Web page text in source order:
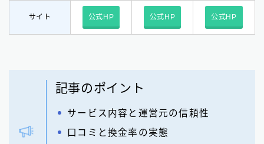
サイト 公式HP 公式HP 公式HP
記事のポイント
サービス内容と運営元の信頼性
口コミと換金率の実態